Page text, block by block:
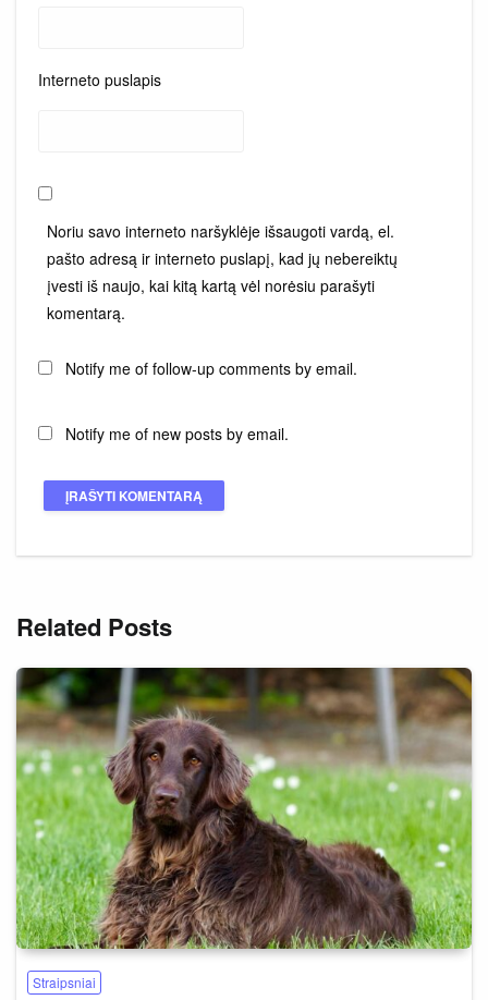
Interneto puslapis
Noriu savo interneto naršyklėje išsaugoti vardą, el.
pašto adresą ir interneto puslapį, kad jų nebereiktų
įvesti iš naujo, kai kitą kartą vėl norėsiu parašyti
komentarą.
Notify me of follow-up comments by email.
Notify me of new posts by email.
Related Posts
Straipsniai